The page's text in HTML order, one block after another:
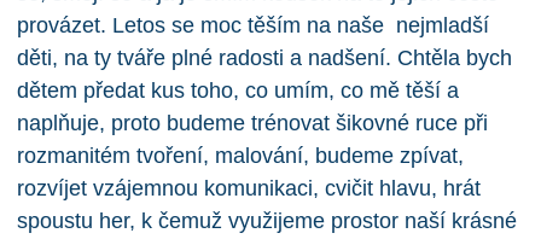
provázet. Letos se moc těším na naše nejmladší
děti, na ty tváře plné radosti a nadšení. Chtěla bych
dětem předat kus toho, co umím, co mě těší a
naplňuje, proto budeme trénovat šikovné ruce při
rozmanitém tvoření, malování, budeme zpívat,
rozvíjet vzájemnou komunikaci, cvičit hlavu, hrát
spoustu her, k čemuž využijeme prostor naší krásné